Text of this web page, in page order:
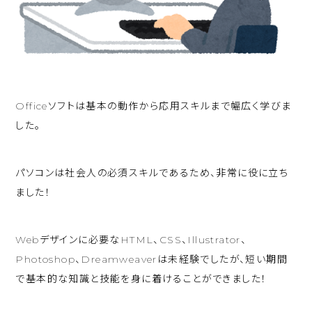
Officeソフトは基本の動作から応用スキルまで幅広く学びま
した。
パソコンは社会人の必須スキルであるため、非常に役に立ち
ました！
Webデザインに必要なHTML、CSS、Illustrator、
Photoshop、Dreamweaverは未経験でしたが、短い期間
で基本的な知識と技能を身に着けることができました！